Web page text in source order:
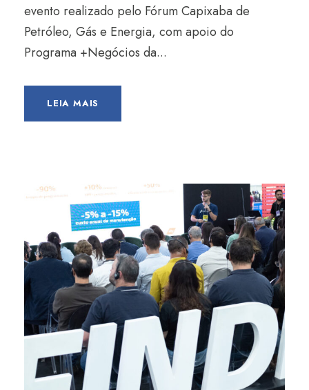
evento realizado pelo Fórum Capixaba de
Petróleo, Gás e Energia, com apoio do
Programa +Negócios da...
LEIA MAIS